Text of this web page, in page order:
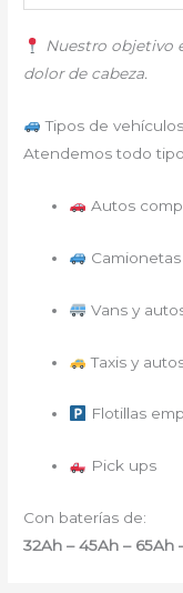
Nuestro objetivo
dolor de cabeza.
Tipos de
Atendemos todo
Autos
Camionetas
Vans y
Taxis y
Flotillas
Pick ups
Con baterías de:
32Ah – 45Ah – 65Ah